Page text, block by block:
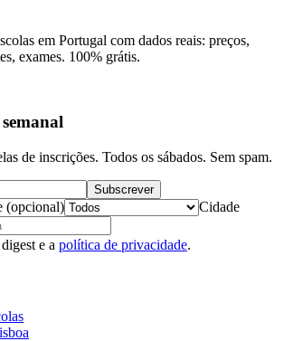
em Portugal com dados reais: preços,
exames. 100% grátis.
de inscrições. Todos os sábados. Sem spam.
Subscrever
(opcional)
Cidade
e a política de privacidade.